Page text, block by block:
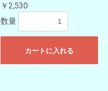
￥2,530
数量
カートに入れる